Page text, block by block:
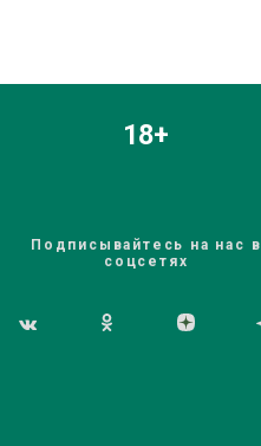
18+
Подписывайтесь на нас в
соцсетях